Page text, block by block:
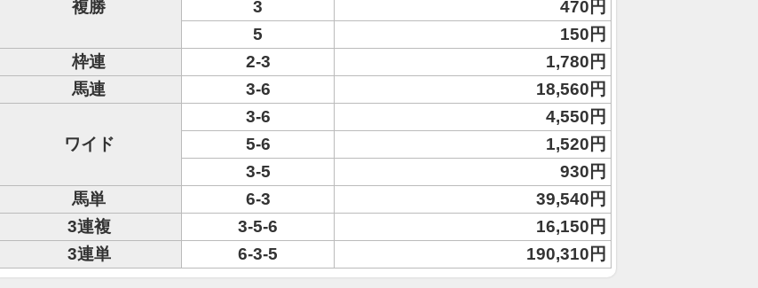
複勝
3
470円
5
150円
枠連
2-3
1,780円
馬連
3-6 18,560円
ワイド
3-6
4,550円
5-6
1,520円
3-5
930円
馬単
6-3
39,540円
3連複
3-5-6
16,150円
3連単
6-3-5 190,310円